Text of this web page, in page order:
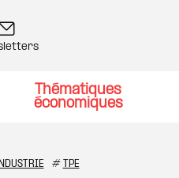
Thématiques
économiques
# TPE